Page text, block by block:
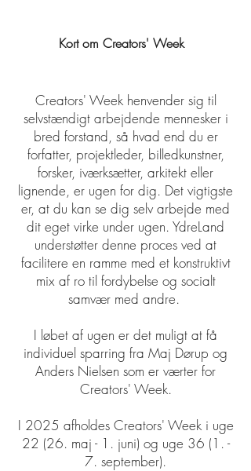
Kort om Creators' Week
Creators' Week henvender sig til
selvstændigt arbejdende mennesker i
bred forstand, så hvad end du er
forfatter, projektleder, billedkunstner,
forsker, iværksætter, arkitekt eller
lignende, er ugen for dig. Det vigtigste
er, at du kan se dig selv arbejde med
dit eget virke under ugen. YdreLand
understøtter denne proces ved at
facilitere en ramme med et konstruktivt
mix af ro til fordybelse og socialt
samvær med andre.
I løbet af ugen er det muligt at få
individuel sparring fra Maj Dørup og
Anders Nielsen som er værter for
Creators' Week.
I 2025 afholdes Creators' Week i uge
22 (26. maj - 1. juni) og uge 36 (1. -
7. september).